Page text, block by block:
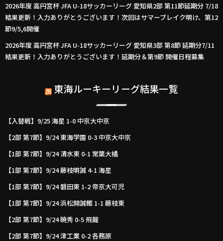
2026年度 高円宮杯 JFA U-18サッカーリーグ 愛知県2部 第11節延期分 7/18
結果更新！入力ありがとうございます！次回はサマーブレイク明け、第12
節9/5,6開催
2026年度 高円宮杯 JFA U-18サッカーリーグ 愛知県3部 第8節 延期分7/11
結果更新！入力ありがとうございます！延期分＆第9節 開催日程募集
東海ルーキーリーグ結果一覧
【入替戦】9/25 海星 1-0 中京大中京
【2部 第7節】9/24 東海学園 0-3 中京大中京
【1部 第7節】9/24 清水東 0-1 常葉大橘
【1部 第7節】9/24 藤枝明誠 4-1 海星
【1部 第7節】9/24 磐田東 1-2 帝京大可児
【1部 第7節】9/24 浜松開誠館 1-1 藤枝東
【2部 第7節】9/24 暁秀 0-5 飛龍
【2部 第7節】9/24 津工業 0-2 各務原